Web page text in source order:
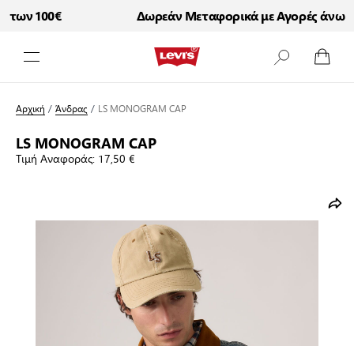
100€ Δωρεάν Μεταφορικά με Αγορές άνω
Αρχική /Άνδρας / LS MONOGRAM CAP
LS MONOGRAM CAP
Τιμή Αναφοράς: 17,50 €